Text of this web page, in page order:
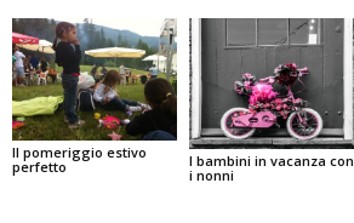
Il pomeriggio estivo
perfetto
I bambini in vacanza con
i nonni